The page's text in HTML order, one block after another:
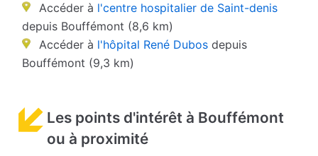
Accéder à l'centre hospitalier de Saint-denis
depuis Bouffémont (8,6 km)
Accéder à l'hôpital René Dubos depuis
Bouffémont (9,3 km)
Les points d'intérêt à Bouffémont
ou à proximité